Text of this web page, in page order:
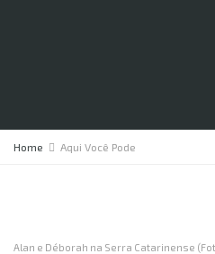
Home Aqui Você Pode
Alan e Déborah na Serra Catarinense